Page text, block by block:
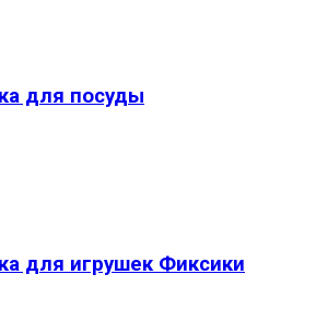
для посуды
для игрушек Фиксики